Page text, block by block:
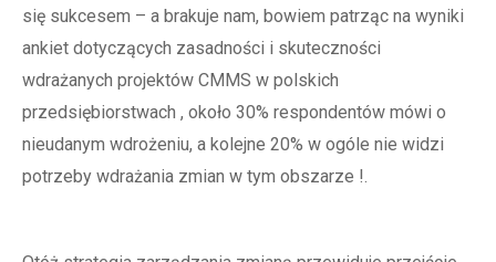
się sukcesem – a brakuje nam, bowiem patrząc na wyniki
ankiet dotyczących zasadności i skuteczności
wdrażanych projektów CMMS w polskich
przedsiębiorstwach , około 30% respondentów mówi o
nieudanym wdrożeniu, a kolejne 20% w ogóle nie widzi
potrzeby wdrażania zmian w tym obszarze !.